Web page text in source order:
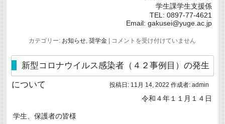
学生課学生支援係
TEL: 0897-77-4621
Email: gakusei@yuge.ac.jp
カテゴリー: お知らせ,奨学金
令
4
年
度
「コ
マ
コメントを受け付けていません
新型コロナウイルス感染者（４２事例目）の発生
について
投稿日: 11月 14, 2022 作成者: admin
令和４年１１月１４日
学生、保護者の皆様